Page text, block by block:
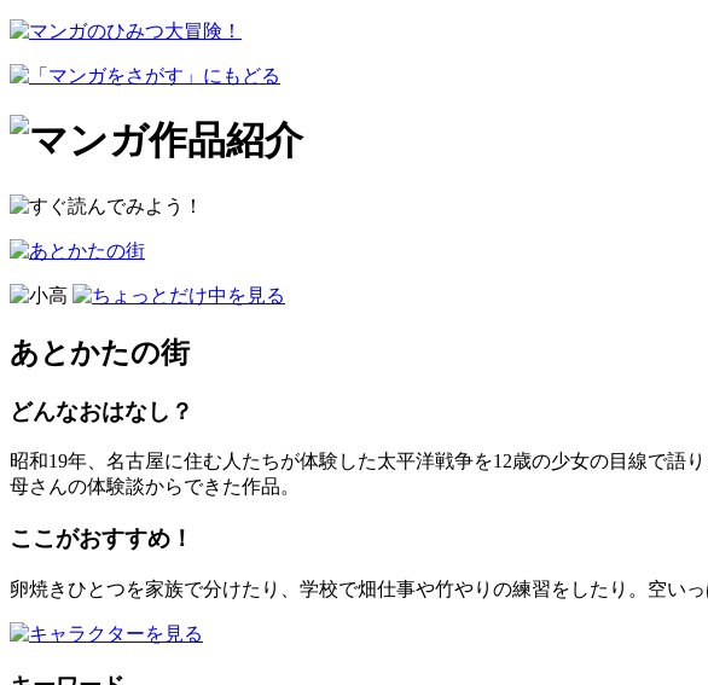
あとかたの街
どんなおはなし？
昭和19年、名古屋に住む人たちが体験した太平洋戦争を12歳の少女の目線で
母さんの体験談からできた作品。
ここがおすすめ！
卵焼きひとつを家族で分けたり、学校で畑仕事や竹やりの練習をしたり。空い